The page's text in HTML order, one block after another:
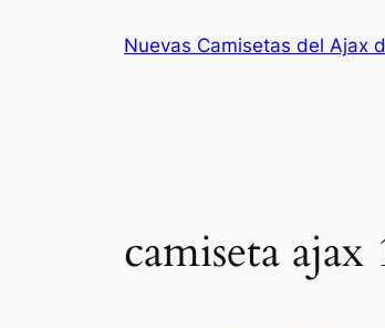
Nuevas Camisetas del Ajax
camiseta ajax